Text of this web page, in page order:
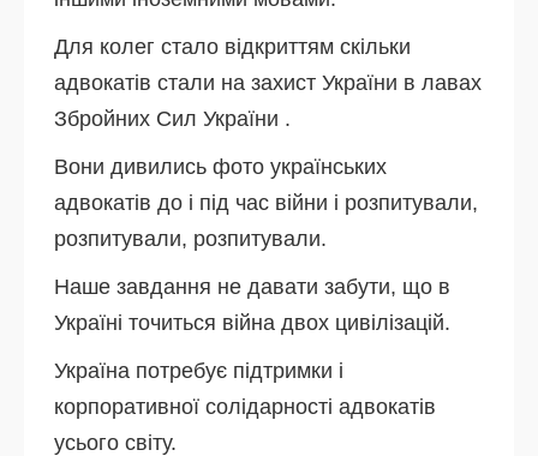
Для колег стало відкриттям скільки
адвокатів стали на захист України в лавах
Збройних Сил України .
Вони дивились фото українських
адвокатів до і під час війни і розпитували,
розпитували, розпитували.
Наше завдання не давати забути, що в
Україні точиться війна двох цивілізацій.
Україна потребує підтримки і
корпоративної солідарності адвокатів
усього світу.